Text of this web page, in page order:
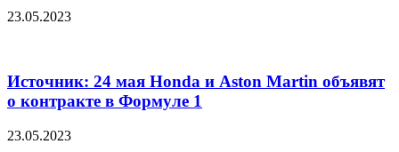
23.05.2023
Источник: 24 мая Honda и Aston Martin объявят
о контракте в Формуле 1
23.05.2023